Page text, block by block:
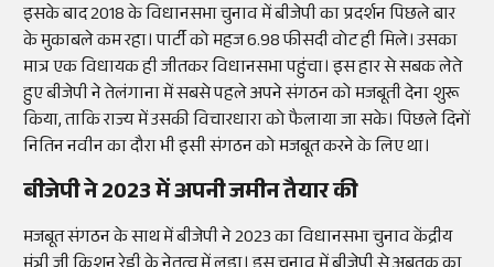
इसके बाद 2018 के विधानसभा चुनाव में बीजेपी का प्रदर्शन पिछले बार
के मुकाबले कम रहा। पार्टी को महज 6.98 फीसदी वोट ही मिले। उसका
मात्र एक विधायक ही जीतकर विधानसभा पहुंचा। इस हार से सबक लेते
हुए बीजेपी ने तेलंगाना में सबसे पहले अपने संगठन को मजबूती देना शुरू
किया, ताकि राज्य में उसकी विचारधारा को फैलाया जा सके। पिछले दिनों
नितिन नवीन का दौरा भी इसी संगठन को मजबूत करने के लिए था।
बीजेपी ने 2023 में अपनी जमीन तैयार की
मजबूत संगठन के साथ में बीजेपी ने 2023 का विधानसभा चुनाव केंद्रीय